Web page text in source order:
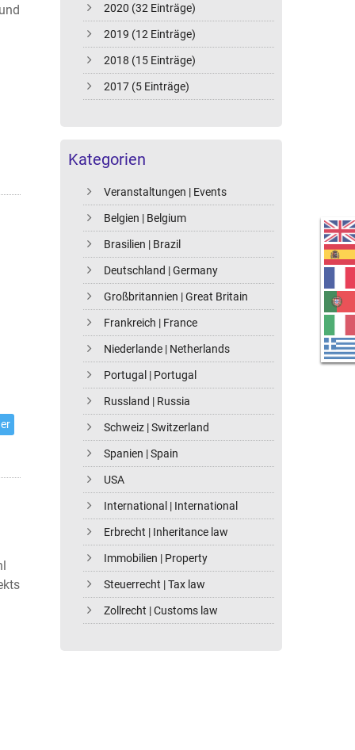
2020 (32 Einträge)
2019 (12 Einträge)
2018 (15 Einträge)
2017 (5 Einträge)
Kategorien
Veranstaltungen | Events
Belgien | Belgium
Brasilien | Brazil
Deutschland | Germany
Großbritannien | Great Britain
Frankreich | France
Niederlande | Netherlands
Portugal | Portugal
Russland | Russia
Schweiz | Switzerland
Spanien | Spain
USA
International | International
Erbrecht | Inheritance law
Immobilien | Property
Steuerrecht | Tax law
Zollrecht | Customs law